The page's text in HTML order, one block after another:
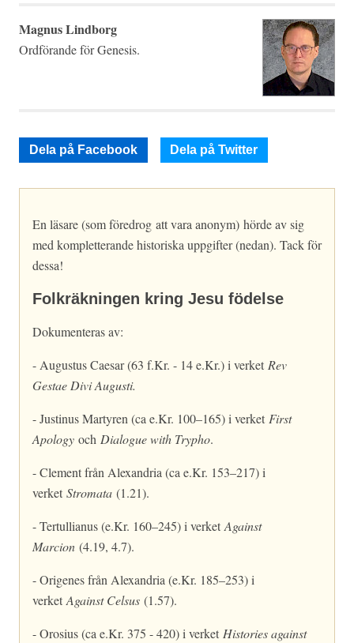
Magnus Lindborg
Ordförande för Genesis.
Dela på Facebook Dela på Twitter
En läsare (som föredrog att vara anonym) hörde av sig
med kompletterande historiska uppgifter (nedan). Tack för
dessa!
Folkräkningen kring Jesu födelse
Dokumenteras av:
- Augustus Caesar (63 f.Kr. - 14 e.Kr.) i verket Rev
Gestae Divi Augusti.
- Justinus Martyren (ca e.Kr. 100–165) i verket First
Apology och Dialogue with Trypho.
- Clement från Alexandria (ca e.Kr. 153–217) i
verket Stromata (1.21).
- Tertullianus (e.Kr. 160–245) i verketAgainst
Marcion (4.19, 4.7).
- Origenes från Alexandria (e.Kr. 185–253) i
verketAgainst Celsus (1.57).
- Orosius (ca e.Kr. 375 - 420) i verket Histories against